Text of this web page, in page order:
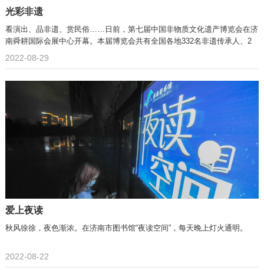
光彩非遗
看演出、品非遗、赏民俗……日前，第七届中国非物质文化遗产博览会在济
南舜耕国际会展中心开幕。本届博览会共有全国各地332名非遗传承人、2
2022-08-29
爱上夜读
秋风徐徐，夜色渐浓。在济南市图书馆“夜读空间”，每天晚上灯火通明。
2022-08-22